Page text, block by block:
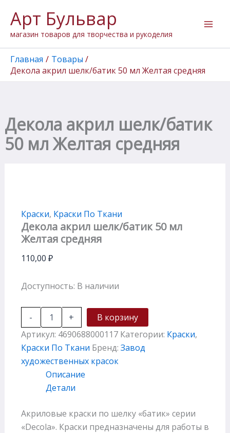
содержимому
Арт Бульвар
магазин товаров для творчества и рукоделия
Главная
Товары
Декола акрил шелк/батик 50 мл Желтая средняя
Декола акрил шелк/батик
50 мл Желтая средняя
Краски, Краски По Ткани
Декола акрил шелк/батик 50 мл
Желтая средняя
110,00 ₽
Доступность: В наличии
-
товара
Декола
акрил
шелк/
батик
мл
+
В корзину
Артикул: 4690688000117 Категории: Краски,
Краски По Ткани Бренд: Завод
художественных красок
Описание
Детали
Акриловые краски по шелку «батик» серии
«Decola». Краски предназначены для работы в